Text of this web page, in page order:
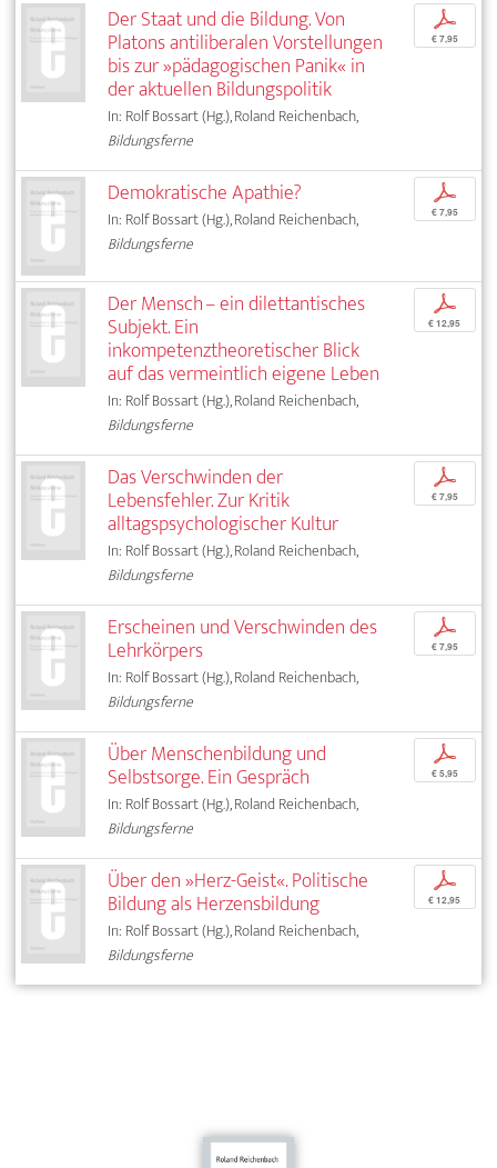
Der Staat und die Bildung. Von
Platons antiliberalen Vorstellungen
bis zur »pädagogischen Panik« in
der aktuellen Bildungspolitik
In: Rolf Bossart (Hg.), Roland Reichenbach,
Bildungsferne
p
€ 7,95
Demokratische Apathie?
In: Rolf Bossart (Hg.), Roland Reichenbach,
Bildungsferne
p
€ 7,95
Der Mensch – ein dilettantisches
Subjekt. Ein
inkompetenztheoretischer Blick
auf das vermeintlich eigene Leben
In: Rolf Bossart (Hg.), Roland Reichenbach,
Bildungsferne
p
€ 12,95
Das Verschwinden der
Lebensfehler. Zur Kritik
alltagspsychologischer Kultur
In: Rolf Bossart (Hg.), Roland Reichenbach,
Bildungsferne
p
€ 7,95
Erscheinen und Verschwinden des
Lehrkörpers
In: Rolf Bossart (Hg.), Roland Reichenbach,
Bildungsferne
p
€ 7,95
Über Menschenbildung und
Selbstsorge. Ein Gespräch
In: Rolf Bossart (Hg.), Roland Reichenbach,
Bildungsferne
p
€ 5,95
Über den »Herz-Geist«. Politische
Bildung als Herzensbildung
In: Rolf Bossart (Hg.), Roland Reichenbach,
Bildungsferne
p
€ 12,95